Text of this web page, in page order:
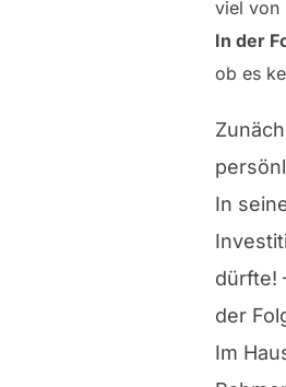
viel von
In der
ob es
In
dürfte!
der
Im